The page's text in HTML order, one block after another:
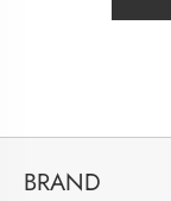
BRAND